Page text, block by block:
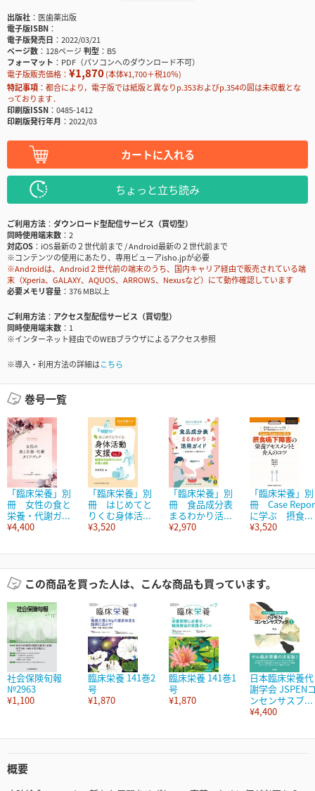
出版社
医歯薬出版
電子版ISBN
電子版発売日
2022/03/21
ページ数
128ページ判型
B5
フォーマット
PDF（パソコンへのダウンロード不可）
電子版販売価格： ¥1,870(本体¥1,700＋税10％)
特記事項
都合により，電子版では紙版と異なりp.353およびp.354の図は未収載とな
っております．
印刷版ISSN
0485-1412
印刷版発行年月
2022/03
カートに入れる
ちょっと立ち読み
ご利用方法
ダウンロード型配信サービス（買切型）
同時使用端末数
2
対応OS
iOS最新の２世代前まで / Android最新の２世代前まで
※コンテンツの使用にあたり、専用ビューアisho.jpが必要
※Androidは、Android２世代前の端末のうち、国内キャリア経由で販売されている端
末（Xperia、GALAXY、AQUOS、ARROWS、Nexusなど）にて動作確認しています
必要メモリ容量
376 MB以上
ご利用方法
アクセス型配信サービス（買切型）
同時使用端末数
1
※インターネット経由でのWEBブラウザによるアクセス参照
※導入・利用方法の詳細はこちら
巻号一覧
「臨床栄養」別
冊 女性の食と
栄養・代謝ガ...
¥4,400
「臨床栄養」別
冊 はじめてと
りくむ身体活...
¥3,520
「臨床栄養」別
冊 食品成分表
まるわかり活...
¥2,970
「臨床栄養」別
冊 Case
に学ぶ 摂食...
¥3,520
この商品を買った人は、こんな商品も買っています。
社会保険旬報
№2963
¥1,100
臨床栄養 141巻2
号
¥1,870
臨床栄養 141巻1
号
¥1,870
日本臨床栄養代
謝学会 JSPEN
ンセンサスブ...
¥4,400
概要